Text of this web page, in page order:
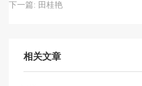
下一篇: 田桂艳
相关文章